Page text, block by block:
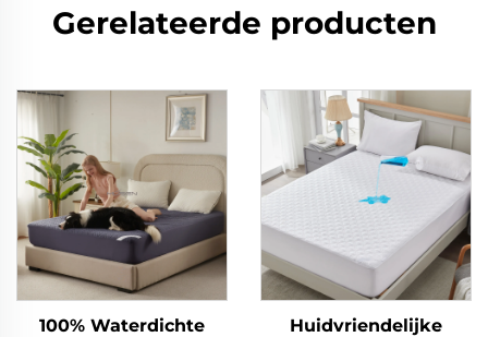
Gerelateerde producten
100% Waterdichte
Huidvriendelijke